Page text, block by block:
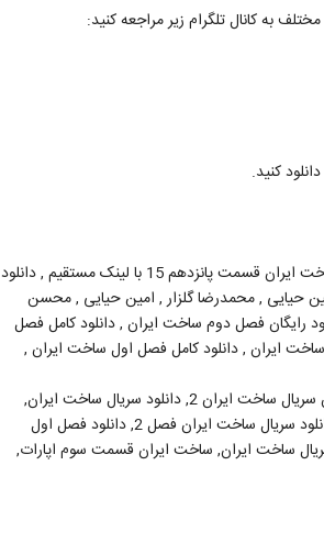
کنید.
دانلود رایگان قسمت نهم پانزدهم 15 سریال ساخت ایران , دانلود سریال ساخت ایران قسمت پانزدهم 15 با لینک مستقیم , دانلود
حیایی , محمدرضا گلزار , امین حیایى , محسن
رایگان فصل دوم ساخت ایران , دانلود کامل فصل
ایران , دانلود کامل فصل اول ساخت ایران ,
بازیگران سریال ساخت ایران, تاریخ پخش سریال ساخت ایران, دانلود رایگان سریال ساخت ایران 2, دانلود سریال ساخت ایران,
دانلود سریال ساخت ایران 2, دانلود سریال ساخت ایران با لینک مستقیم, دانلود سریال ساخت ایران فصل 2, دانلود فصل اول
ایران, دانلود کامل سریال ساخت ایران, ساخت ایران قسمت سوم اپارات,